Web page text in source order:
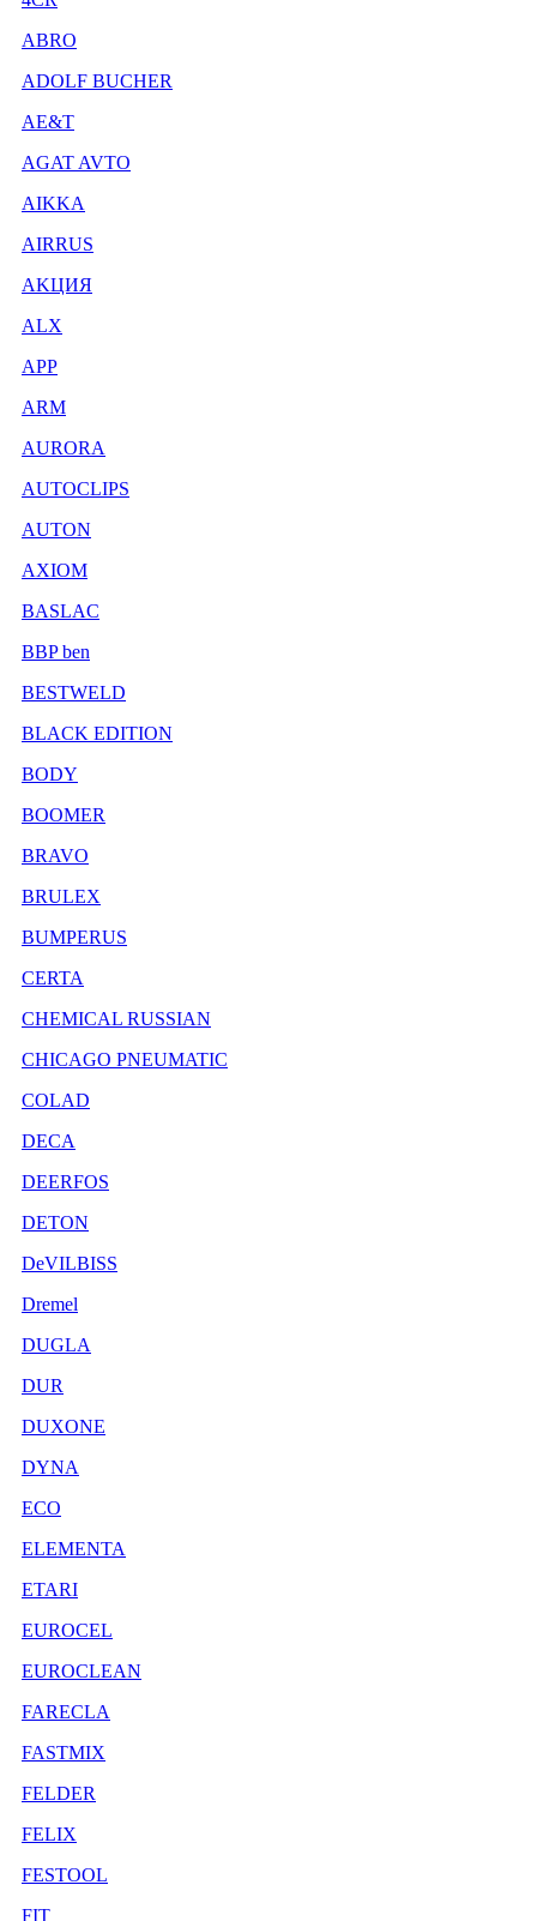
ABRO
ADOLF BUCHER
AE&T
AGAT AVTO
AIKKA
AIRRUS
AKЦИЯ
ALX
APP
ARM
AURORA
AUTOCLIPS
AUTON
AXIOM
BASLAC
BBP ben
BESTWELD
BLACK EDITION
BODY
BOOMER
BRAVO
BRULEX
BUMPERUS
CERTA
CHEMICAL RUSSIAN
CHICAGO PNEUMATIC
COLAD
DECA
DEERFOS
DETON
DeVILBISS
Dremel
DUGLA
DUR
DUXONE
DYNA
ECO
ELEMENTA
ETARI
EUROCEL
EUROCLEAN
FARECLA
FASTMIX
FELDER
FELIX
FESTOOL
FIT